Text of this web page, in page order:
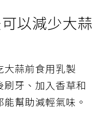
以減少大蒜
蒜前食用乳製
牙、加入香草和
幫助減輕氣味。